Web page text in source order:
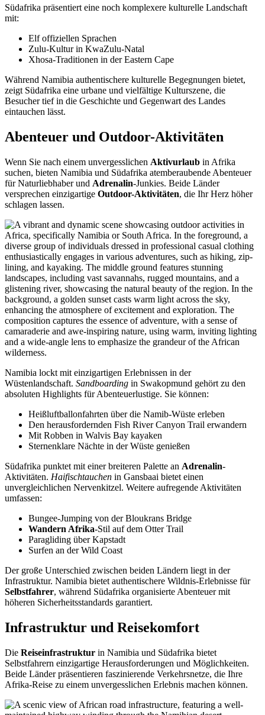
Südafrika präsentiert eine noch komplexere kulturelle Landschaft
mit:
Elf offiziellen Sprachen
Zulu-Kultur in KwaZulu-Natal
Xhosa-Traditionen in der Eastern Cape
Während Namibia authentischere kulturelle Begegnungen bietet,
zeigt Südafrika eine urbane und vielfältige Kulturszene, die
Besucher tief in die Geschichte und Gegenwart des Landes
eintauchen lässt.
Abenteuer und Outdoor-Aktivitäten
Wenn Sie nach einem unvergesslichen Aktivurlaub in Afrika
suchen, bieten Namibia und Südafrika atemberaubende Abenteuer
für Naturliebhaber und Adrenalin-Junkies. Beide Länder
versprechen einzigartige Outdoor-Aktivitäten, die Ihr Herz höher
schlagen lassen.
Namibia lockt mit einzigartigen Erlebnissen in der
Wüstenlandschaft. Sandboarding in Swakopmund gehört zu den
absoluten Highlights für Abenteuerlustige. Sie können:
Heißluftballonfahrten über die Namib-Wüste erleben
Den herausfordernden Fish River Canyon Trail erwandern
Mit Robben in Walvis Bay kayaken
Sternenklare Nächte in der Wüste genießen
Südafrika punktet mit einer breiteren Palette an Adrenalin-
Aktivitäten. Haifischtauchen in Gansbaai bietet einen
unvergleichlichen Nervenkitzel. Weitere aufregende Aktivitäten
umfassen:
Bungee-Jumping von der Bloukrans Bridge
Wandern Afrika-Stil auf dem Otter Trail
Paragliding über Kapstadt
Surfen an der Wild Coast
Der große Unterschied zwischen beiden Ländern liegt in der
Infrastruktur. Namibia bietet authentischere Wildnis-Erlebnisse für
Selbstfahrer, während Südafrika organisierte Abenteuer mit
höheren Sicherheitsstandards garantiert.
Infrastruktur und Reisekomfort
Die Reiseinfrastruktur in Namibia und Südafrika bietet
Selbstfahrern einzigartige Herausforderungen und Möglichkeiten.
Beide Länder präsentieren faszinierende Verkehrsnetze, die Ihre
Afrika-Reise zu einem unvergesslichen Erlebnis machen können.